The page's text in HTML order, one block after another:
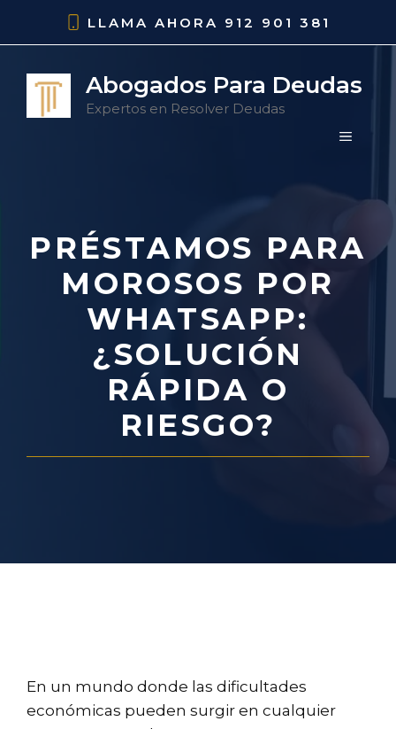
LLAMA AHORA 912 901 381
Abogados Para Deudas
Expertos en Resolver Deudas
MENÚ
PRÉSTAMOS PARA
MOROSOS POR
WHATSAPP:
¿SOLUCIÓN
RÁPIDA O
RIESGO?
En un mundo donde las dificultades
económicas pueden surgir en cualquier